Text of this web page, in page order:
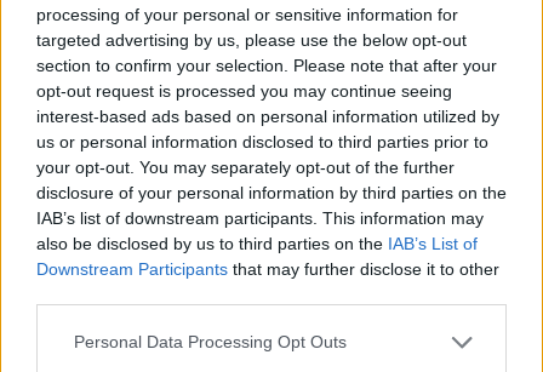
processing of your personal or sensitive information for
targeted advertising by us, please use the below opt-out
section to confirm your selection. Please note that after your
opt-out request is processed you may continue seeing
interest-based ads based on personal information utilized by
us or personal information disclosed to third parties prior to
your opt-out. You may separately opt-out of the further
disclosure of your personal information by third parties on the
IAB’s list of downstream participants. This information may
also be disclosed by us to third parties on the IAB’s List of
Downstream Participants that may further disclose it to other
Personal Data Processing Opt Outs